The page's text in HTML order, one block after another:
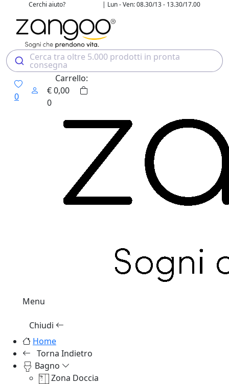
Cerchi aiuto? | Lun - Ven: 08.30/13 - 13.30/17.00
Cerca tra oltre 5.000 prodotti in pronta
consegna
0
Carrello:
€0,00
0
Menu
Chiudi
Home
Torna Indietro
Bagno
Zona Doccia